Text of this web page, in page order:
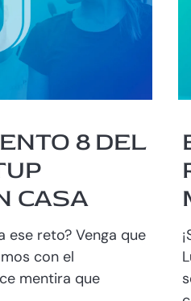
8 DEL
CASA
ese reto? Venga que
con el
mentira que